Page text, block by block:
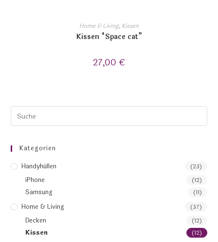
Home & Living, Kissen
Kissen “Space cat”
27,00 €
Kategorien
Handyhüllen
(23)
iPhone (12)
Samsung (11)
Home & Living (37)
Decken (12)
Kissen (12)